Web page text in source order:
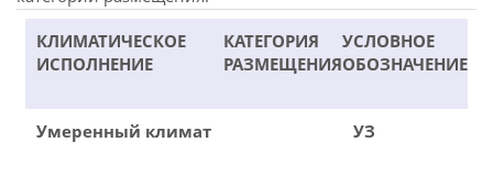
КЛИМАТИЧЕСКОЕ
ИСПОЛНЕНИЕ
КАТЕГОРИЯ
РАЗМЕЩЕНИЯ
УСЛОВНОЕ
ОБОЗНАЧЕНИЕ
Умеренный климат УЗ